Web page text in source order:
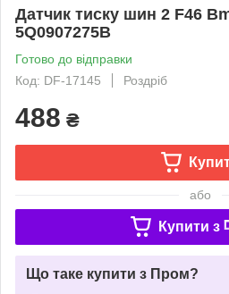
Датчик тиску шин 2 F46
5Q0907275B
Готово до відправки
Код: DF-17145
Роздріб
488 ₴
або
Купити з
Що таке купити з Пром?